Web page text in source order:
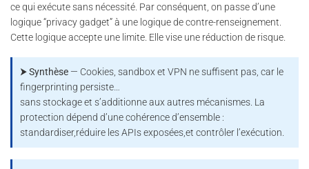
ce qui exécute sans nécessité. Par conséquent, on passe d’une
logique “privacy gadget” à une logique de contre-renseignement.
Cette logique accepte une limite. Elle vise une réduction de risque.
⮞ Synthèse— Cookies, sandbox et VPN ne suffisent pas, car le
fingerprinting persiste…
sans stockage et s’additionne aux autres mécanismes. La
protection dépend d’une cohérence d’ensemble :
standardiser,réduire les APIs exposées,et contrôler l’exécution.